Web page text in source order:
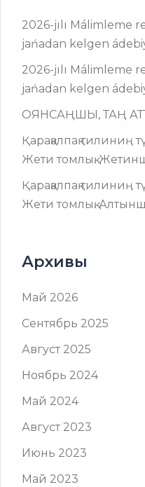
2026-jılı Málimleme
jańadan kelgen
2026-jılı Málimleme
jańadan kelgen
ОЯНСАҢШЫ, ТАҢ
Қарақалпақ тилиниң
Жети томлық.
Қарақалпақ тилиниң
Жети томлық.
Архивы
Май 2026
Сентябрь 2025
Август 2025
Ноябрь 2024
Май 2024
Август 2023
Июнь 2023
Май 2023